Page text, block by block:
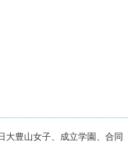
大豊山女子、成立学園、合同